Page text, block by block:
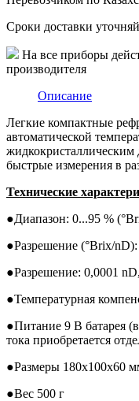
Сроки доставки
На все приборы
производителя
Описание
Легкие компактные
автоматической
жидкокристаллическим
быстрые измерения в
Технические
●Диапазон: 0...95 %
●Разрешение (°Brix/
●Разрешение: 0,0001
●Температурная
●Питание 9 В батарея
тока приобретается
●Размеры 180x100x60
●Вес 500 г